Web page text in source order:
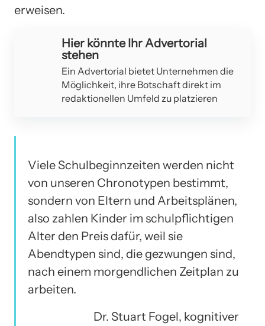
erweisen.
Hier könnte Ihr Advertorial
stehen
Ein Advertorial bietet Unternehmen die
Möglichkeit, ihre Botschaft direkt im
redaktionellen Umfeld zu platzieren
Viele Schulbeginnzeiten werden nicht
von unseren Chronotypen bestimmt,
sondern von Eltern und Arbeitsplänen,
also zahlen Kinder im schulpflichtigen
Alter den Preis dafür, weil sie
Abendtypen sind, die gezwungen sind,
nach einem morgendlichen Zeitplan zu
arbeiten.
Dr. Stuart Fogel, kognitiver